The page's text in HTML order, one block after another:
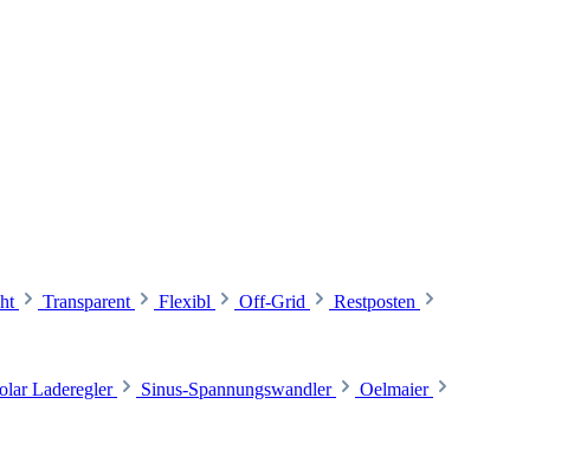
Transparent Flexibl Off-Grid Restposten
Laderegler Sinus-Spannungswandler Oelmaier